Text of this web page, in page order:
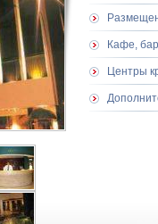
Кафе,
Центры